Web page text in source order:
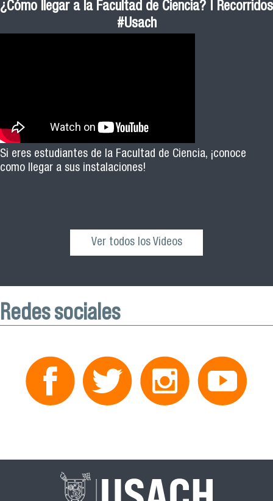
¿Cómo llegar a la Facultad de Ciencia? | Recorridos
#Usach
Si eres estudiantes de la Facultad de Ciencia, ¡conoce
como llegar a sus instalaciones!
Ver todos los Videos
Redes sociales